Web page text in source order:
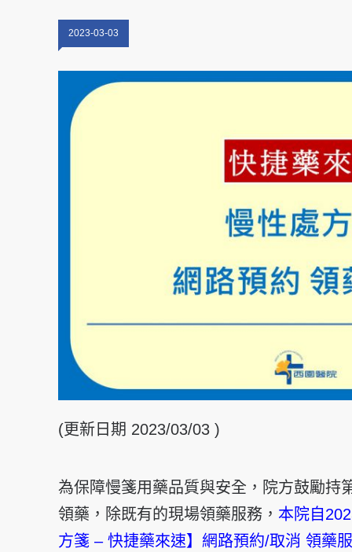
2023-03-03
(更新日期 2023/03/03 )
為保障慢箋用藥品質與安全，院方鼓勵持
領藥，除既有的現場領藥服務， 本院自
方箋 – 快捷藥來速】網路預約/取消 領藥